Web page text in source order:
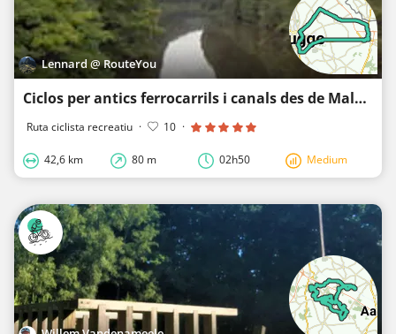
Lennard @ RouteYou
Ciclos per antics ferrocarrils i canals des de Maldegem
Ruta ciclista recreatiu · 10 ·
42,6 km 80 m 02h50 Medium